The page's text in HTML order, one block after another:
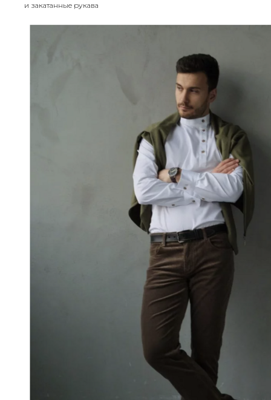
и закатанные рукава